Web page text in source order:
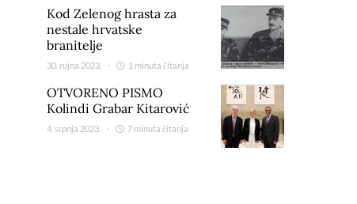
Kod Zelenog hrasta za
nestale hrvatske
branitelje
30. rujna 2023. 1 minuta čitanja
OTVORENO PISMO
Kolindi Grabar Kitarović
4. srpnja 2023. 7 minuta čitanja